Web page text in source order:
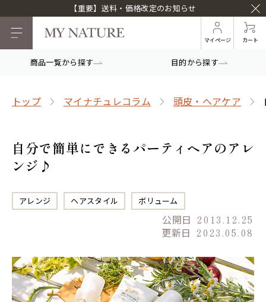
【重要】送料・価格改定のお知らせ
マイページ カート
商品一覧から探す 目的から探す
トップ マイナチュレコラム 頭皮・ヘアケア
自分で簡単にできるパーティヘアのアレ
ンジ♪
アレンジ ヘアスタイル ボリューム
公開日 2013.12.25
更新日 2023.05.08